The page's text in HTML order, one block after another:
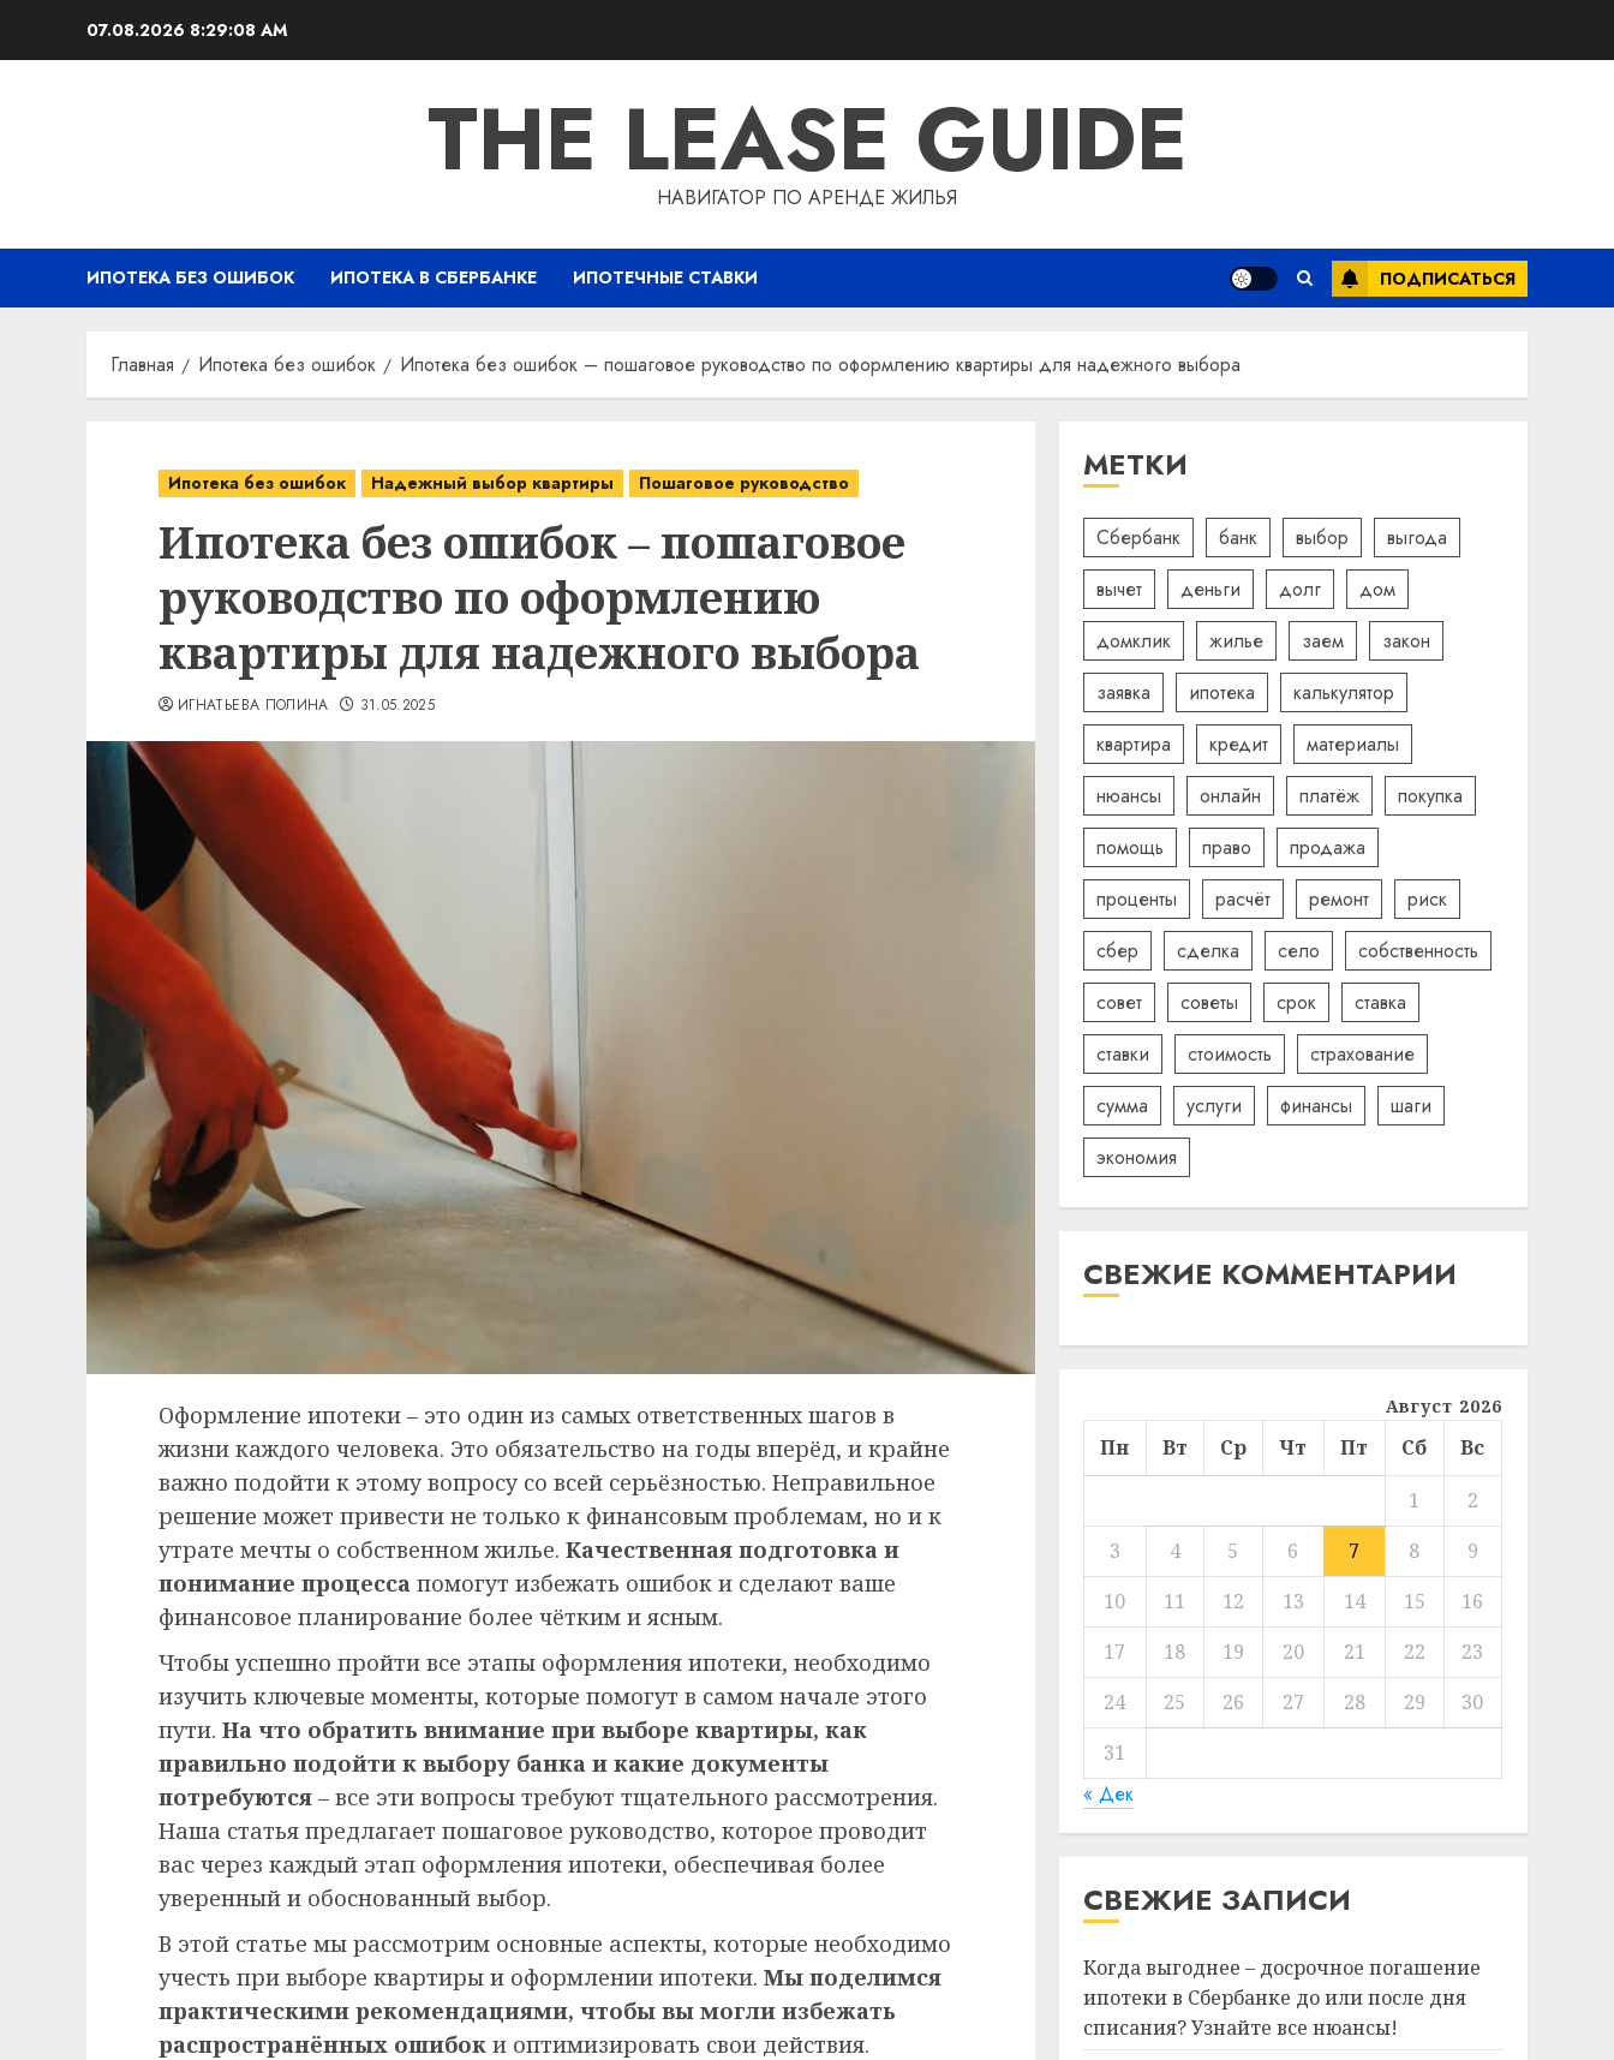
07.08.2026 8:29:09 AM
THE LEASE GUIDE
НАВИГАТОР ПО АРЕНДЕ ЖИЛЬЯ
ИПОТЕКА БЕЗ ОШИБОК ИПОТЕКА В СБЕРБАНКЕ ИПОТЕЧНЫЕ СТАВКИ ПОДПИСАТЬСЯ
Главная Ипотека без ошибок Ипотека без ошибок – пошаговое руководство по оформлению квартиры для надежного выбора
Ипотека без ошибок Надежный выбор квартиры Пошаговое руководство
Ипотека без ошибок – пошаговое
руководство по оформлению
квартиры для надежного выбора
ИГНАТЬЕВА ПОЛИНА 31.05.2025
Оформление ипотеки – это один из самых ответственных шагов в
жизни каждого человека. Это обязательство на годы вперёд, и крайне
важно подойти к этому вопросу со всей серьёзностью. Неправильное
решение может привести не только к финансовым проблемам, но и к
утрате мечты о собственном жилье. Качественная подготовка и
понимание процесса помогут избежать ошибок и сделают ваше
финансовое планирование более чётким и ясным.
Чтобы успешно пройти все этапы оформления ипотеки, необходимо
изучить ключевые моменты, которые помогут в самом начале этого
пути. На что обратить внимание при выборе квартиры, как
правильно подойти к выбору банка и какие документы
потребуются – все эти вопросы требуют тщательного рассмотрения.
Наша статья предлагает пошаговое руководство, которое проводит
вас через каждый этап оформления ипотеки, обеспечивая более
уверенный и обоснованный выбор.
В этой статье мы рассмотрим основные аспекты, которые необходимо
учесть при выборе квартиры и оформлении ипотеки. Мы поделимся
практическими рекомендациями, чтобы вы могли избежать
распространённых ошибок и оптимизировать свои действия.
МЕТКИ
Сбербанк банк выбор
выгода
вычет
деньги долг
дом
домклик
жилье заем
закон
заявка
ипотека
калькулятор
квартира
кредит
материалы
нюансы
онлайн платёж
покупка
помощь
право
продажа
проценты
расчёт ремонт
риск
сбер
сделка село
собственность
совет
советы срок
ставка
ставки
стоимость
страхование
сумма
услуги финансы
шаги
экономия
СВЕЖИЕ КОММЕНТАРИИ
Август 2026
Пн Вт Ср Чт Пт Сб
Вс
1
2
3
4 5 6 7 8
9
10
11 12 13 14 15
16
17
18 19 20 21 22
23
24
25 26 27 28 29
30
31
« Дек
СВЕЖИЕ ЗАПИСИ
Когда выгоднее – досрочное погашение
ипотеки в Сбербанке до или после дня
списания? Узнайте все нюансы!